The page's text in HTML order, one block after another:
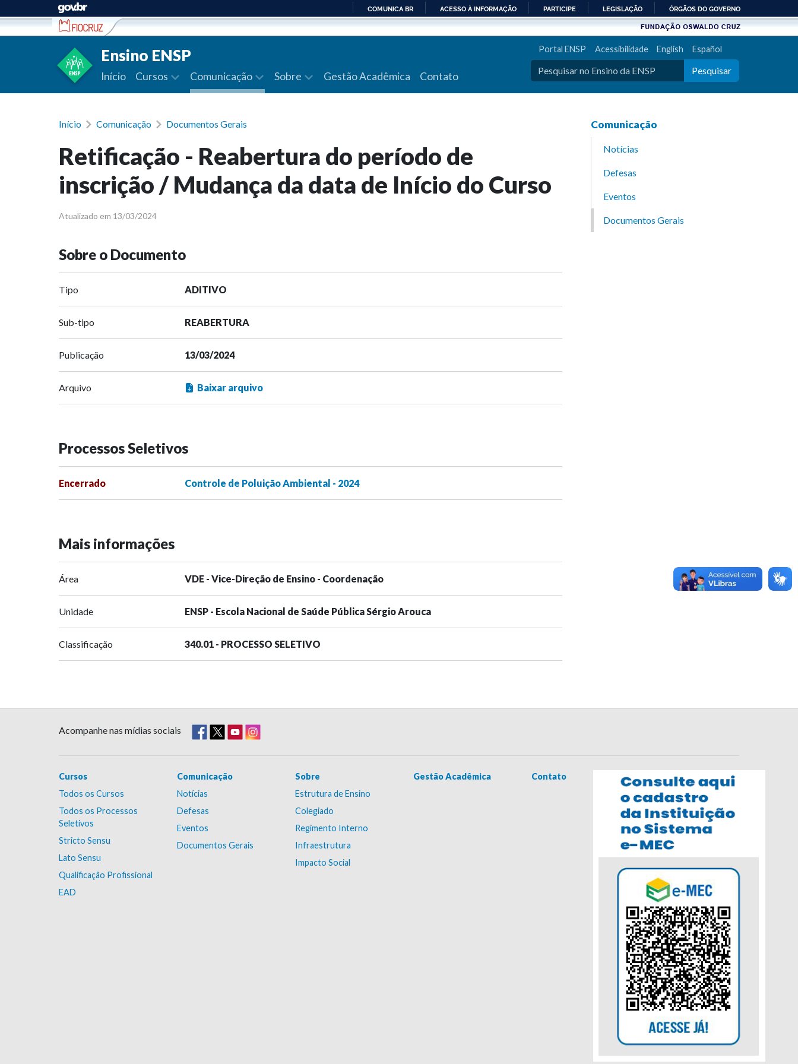
Ir para conteúdo
PARA
COMUNICA BR ACESSO À INFORMAÇÃO PARTICIPE LEGISLAÇÃO ÓRGÃOS DO GOVERNO
Ensino ENSP
Início Cursos Comunicação Sobre Gestão Acadêmica Contato
Portal ENSP Acessibilidade English Español
Pesquisar
Início Comunicação Documentos Gerais
Retificação - Reabertura do período de
inscrição / Mudança da data de Início do Curso
Atualizado em 13/03/2024
Sobre o Documento
Tipo ADITIVO
Sub-tipo REABERTURA
Publicação 13/03/2024
Arquivo Baixar arquivo
Processos Seletivos
Encerrado Controle de Poluição Ambiental - 2024
Mais informações
Área VDE - Vice-Direção de Ensino - Coordenação
Unidade ENSP - Escola Nacional de Saúde Pública Sérgio Arouca
Classificação 340.01 - PROCESSO SELETIVO
Comunicação
Notícias
Defesas
Eventos
Documentos Gerais
Acompanhe nas mídias sociais
Cursos
Todos os Cursos
Todos os Processos
Seletivos
Stricto Sensu
Lato Sensu
Qualificação Profissional
EAD
Comunicação
Notícias
Defesas
Eventos
Documentos Gerais
Sobre
Estrutura de Ensino
Colegiado
Regimento Interno
Infraestrutura
Impacto Social
Gestão Acadêmica Contato